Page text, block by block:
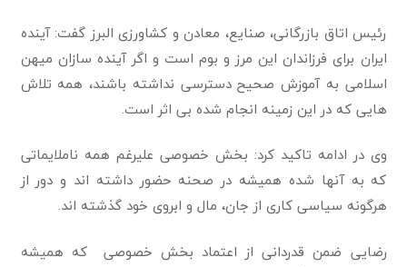
رئیس اتاق بازرگانی، صنایع، معادن و کشاورزی البرز گفت: آینده
ایران برای فرزاندان این مرز و بوم است و اگر آینده سازان میهن
اسلامی به آموزش صحیح دسترسی نداشته باشند، همه تلاش
هایی که در این زمینه انجام شده بی اثر است.
وی در ادامه تاکید کرد: بخش خصوصی علیرغم همه ناملایماتی
که به آنها شده همیشه در صحنه حضور داشته اند و دور از
هرگونه سیاسی کاری از جان، مال و ابروی خود گذشته اند.
رضایی ضمن قدردانی از اعتماد بخش خصوصی که همیشه